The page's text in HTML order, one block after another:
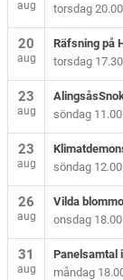
aug
torsdag
20
aug
Räfsning på
torsdag
23
aug
söndag
23
aug
söndag
26
aug
Vilda
onsdag
31
aug
Panelsamtal
måndag